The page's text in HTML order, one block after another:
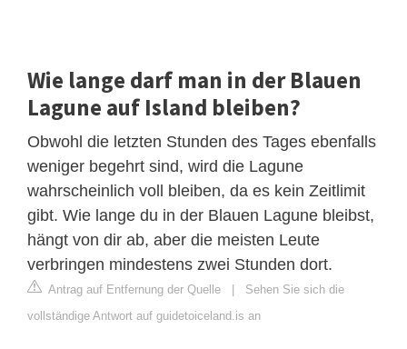
Wie lange darf man in der Blauen
Lagune auf Island bleiben?
Obwohl die letzten Stunden des Tages ebenfalls
weniger begehrt sind, wird die Lagune
wahrscheinlich voll bleiben, da es kein Zeitlimit
gibt. Wie lange du in der Blauen Lagune bleibst,
hängt von dir ab, aber die meisten Leute
verbringen mindestens zwei Stunden dort.
Antrag auf Entfernung der Quelle
Sehen Sie sich die
vollständige Antwort auf guidetoiceland.is an